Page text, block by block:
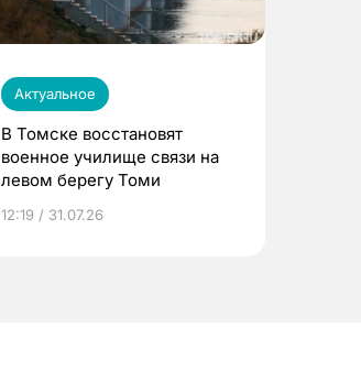
Актуальное
В Томске восстановят
военное училище связи на
левом берегу Томи
12:19 / 31.07.26